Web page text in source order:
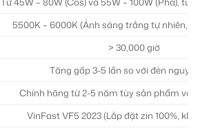
5500K – 6000K (Ánh sáng trắng tự nhiên,
> 30,000 giờ
Tăng gấp 3-5 lần so với đèn
Chính hãng từ 2-5 năm tùy sản phẩm và
VinFast VF5 2023 (Lắp đặt zin 100%,